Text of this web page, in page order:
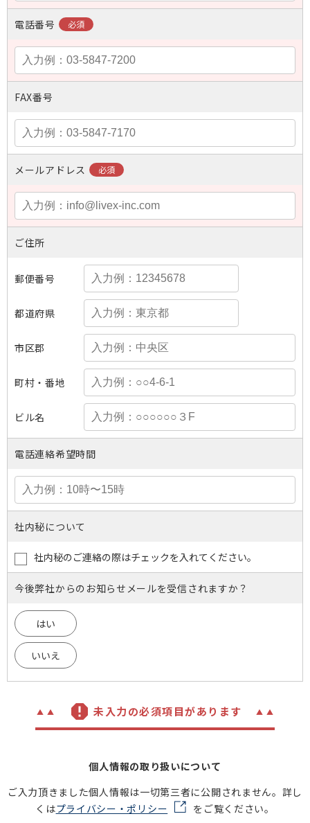
電話番号
FAX番号
メールアドレス
ご住所
郵便番号
都道府県
市区郡
町村・番地
ビル名
電話連絡希望時間
社内秘について
社内秘のご連絡の際はチェックを入れてください。
今後弊社からのお知らせメールを受信されますか？
はい
いいえ
未入力の必須項目があります
個人情報の取り扱いについて
ご入力頂きました個人情報は一切第三者に公開されません。詳し
くはプライバシー・ポリシー をご覧ください。